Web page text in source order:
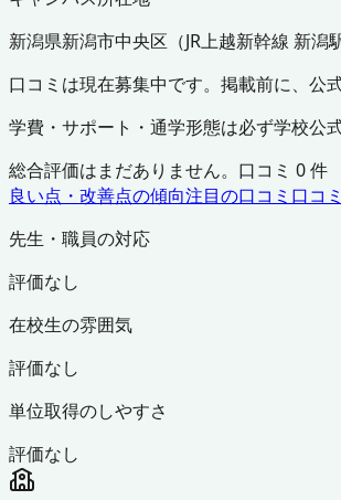
新潟県新潟市中央区 （JR上越新幹線 新潟
口コミは現在募集中です。掲載前に、公
学費・サポート・通学形態は必ず学校公
総合評価はまだありません。口コミ 0件
良い点・改善点の傾向注目の口コミ 口コ
先生・職員の対応
評価なし
在校生の雰囲気
評価なし
単位取得のしやすさ
評価なし